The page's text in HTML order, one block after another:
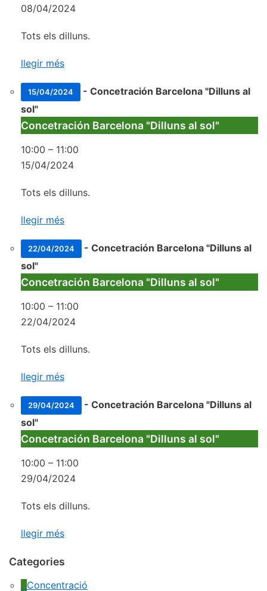
08/04/2024
Tots els dilluns.
llegir més
15/04/2024 - Concetración Barcelona "Dilluns al
sol"
Concetración Barcelona "Dilluns al sol"
10:00 – 11:00
15/04/2024
Tots els dilluns.
llegir més
22/04/2024 - Concetración Barcelona "Dilluns al
sol"
Concetración Barcelona "Dilluns al sol"
10:00 – 11:00
22/04/2024
Tots els dilluns.
llegir més
29/04/2024 - Concetración Barcelona "Dilluns al
sol"
Concetración Barcelona "Dilluns al sol"
10:00 – 11:00
29/04/2024
Tots els dilluns.
llegir més
Categories
Concentració